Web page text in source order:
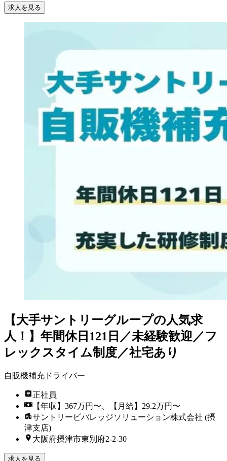
求人を見る
【大手サントリーグループの人気求
人！】年間休日121日／未経験歓迎／フ
レックスタイム制度／社宅あり
自販機補充ドライバー
正社員
【年収】367万円〜、【月給】29.2万円〜
サントリービバレッジソリューション株式会社 (摂
津支店)
大阪府摂津市東別府2-2-30
求人を見る